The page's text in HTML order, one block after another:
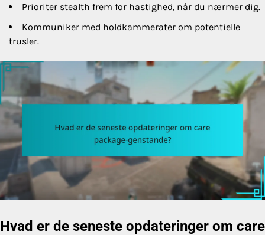
Prioriter stealth frem for hastighed, når du nærmer dig.
Kommuniker med holdkammerater om potentielle
trusler.
Hvad er de seneste opdateringer om care